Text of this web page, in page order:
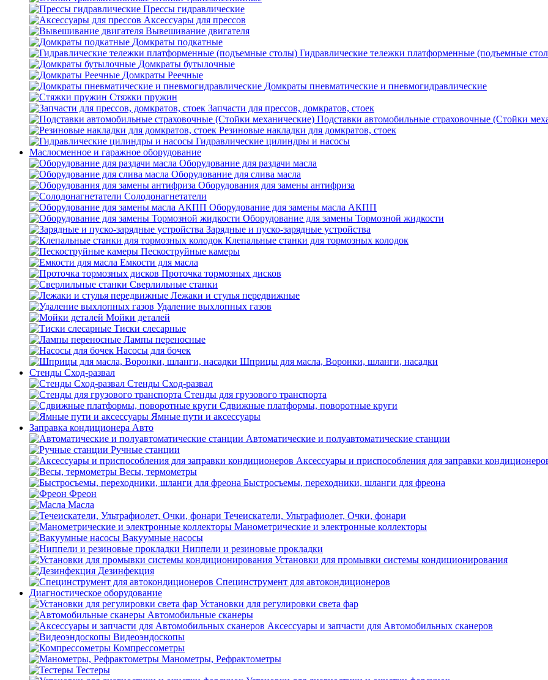
Прессы гидравлические
Аксессуары для прессов
Вывешивание двигателя
Домкраты подкатные
Гидравлические тележки платформенные (подъемные
Домкраты бутылочные
Домкраты Реечные
Домкраты пневматические и пневмогидравлические
Стяжки пружин
Запчасти для прессов, домкратов, стоек
Подставки автомобильные страховочные (Стойки
Резиновые накладки для домкратов, стоек
Гидравлические цилиндры и насосы
Маслосменное и гаражное оборудование
Оборудование для раздачи масла
Оборудование для слива масла
Оборудования для замены антифриза
Солодонагнетатели
Оборудование для замены масла АКПП
Оборудование для замены Тормозной жидкости
Зарядные и пуско-зарядные устройства
Клепальные станки для тормозных колодок
Пескоструйные камеры
Емкости для масла
Проточка тормозных дисков
Сверлильные станки
Лежаки и стулья передвижные
Удаление выхлопных газов
Мойки деталей
Тиски слесарные
Лампы переносные
Насосы для бочек
Шприцы для масла, Воронки, шланги, насадки
Стенды Сход-развал
Стенды Сход-развал
Стенды для грузового транспорта
Сдвижные платформы, поворотные круги
Ямные пути и аксессуары
Заправка кондиционера Авто
Автоматические и полуавтоматические станции
Ручные станции
Аксессуары и приспособления для заправки
Весы, термометры
Быстросъемы, переходники, шланги для фреона
Фреон
Масла
Течеискатели, Ультрафиолет, Очки, фонари
Манометрические и электронные коллекторы
Вакуумные насосы
Ниппели и резиновые прокладки
Установки для промывки системы кондиционирования
Дезинфекция
Специнструмент для автокондиционеров
Диагностическое оборудование
Установки для регулировки света фар
Автомобильные сканеры
Аксессуары и запчасти для Автомобильных сканеров
Видеоэндоскопы
Компрессометры
Манометры, Рефрактометры
Тестеры